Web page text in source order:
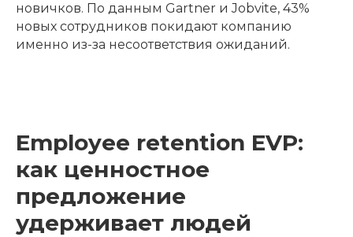
новичков. По данным Gartner и Jobvite, 43%
новых сотрудников покидают компанию
именно из-за несоответствия ожиданий.
Employee retention EVP:
как ценностное
предложение
удерживает людей